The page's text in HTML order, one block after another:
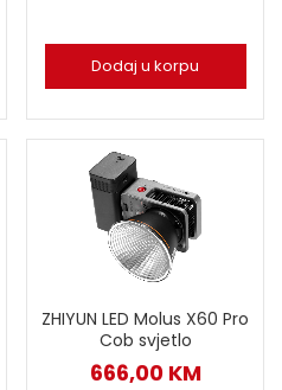
Dodaj u korpu
ZHIYUN LED Molus X60 Pro
Cob svjetlo
666,00 KM